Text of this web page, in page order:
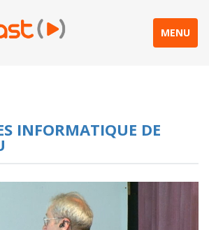
MENU
INFORMATIQUE DE